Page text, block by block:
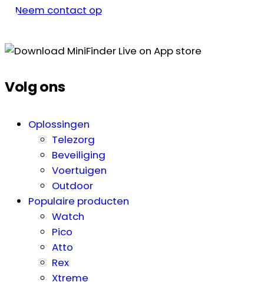
Neem contact op
Volg ons
Oplossingen
Telezorg
Beveiliging
Voertuigen
Outdoor
Populaire producten
Watch
Pico
Atto
Rex
Xtreme